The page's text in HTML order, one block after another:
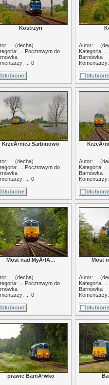
Kostrzyn
... (decha)
... Pocztowym do
... 0
Autor: ... (
Kategoria:
Barnówka
KrzeÅ›nica Sarbinowo
... (decha)
... Pocztowym do
... 0
Autor: ... (
Kategoria:
Barnówka
Most nad MyÅ›lÄ…
... (decha)
... Pocztowym do
... 0
Most
Autor: ... (
Kategoria:
Barnówka
prawie BarnÃ³wko